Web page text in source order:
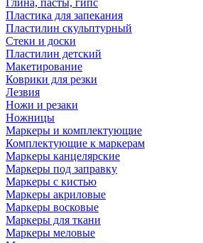
Глина, пасты, гипс
Пластика для запекания
Пластилин скульптурный
Стеки и доски
Пластилин детский
Макетирование
Коврики для резки
Лезвия
Ножи и резаки
Ножницы
Маркеры и комплектующие
Комплектующие к маркерам
Маркеры канцелярские
Маркеры под заправку
Маркеры с кистью
Маркеры акриловые
Маркеры восковые
Маркеры для ткани
Маркеры меловые